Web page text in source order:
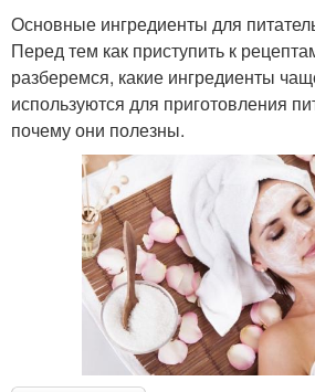
Основные ингредиенты для
Перед тем как приступить к
разберемся, какие ингредиенты
используются для приготовления
почему они полезны.